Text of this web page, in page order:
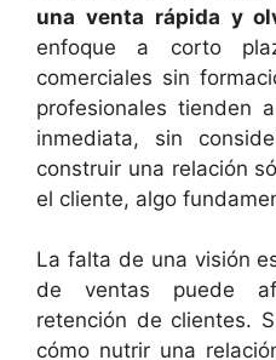
una venta rápida y
enfoque a corto
comerciales sin
profesionales tienden
inmediata, sin
construir una relación
el cliente, algo
La falta de una visión
de ventas puede
retención de clientes.
cómo nutrir una